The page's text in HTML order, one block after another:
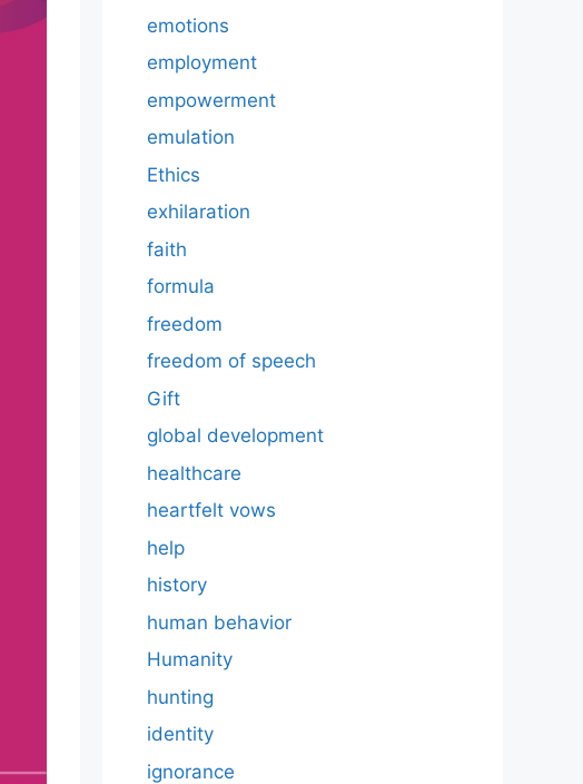
emotions
employment
empowerment
emulation
Ethics
exhilaration
faith
formula
freedom
freedom of speech
Gift
global development
healthcare
heartfelt vows
help
history
human behavior
Humanity
hunting
identity
ignorance